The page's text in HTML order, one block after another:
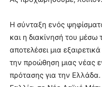
Η σύνταξη ενός
και η διακίνησή του μέσω
αποτελέσει μια
την προώθηση μιας νέας
πρότασης για την